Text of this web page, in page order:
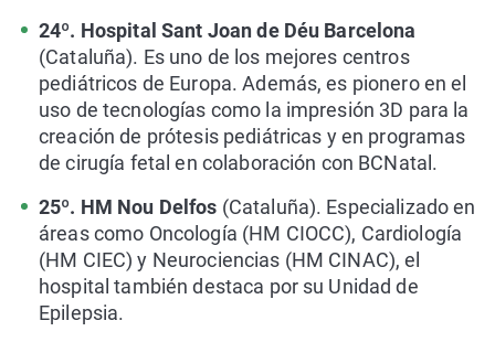
24º. Hospital Sant Joan de Déu Barcelona
(Cataluña). Es uno de los mejores centros
pediátricos de Europa. Además, es pionero en el
uso de tecnologías como la impresión 3D para la
creación de prótesis pediátricas y en programas
de cirugía fetal en colaboración con BCNatal.
25º. HM Nou Delfos (Cataluña). Especializado en
áreas como Oncología (HM CIOCC), Cardiología
(HM CIEC) y Neurociencias (HM CINAC), el
hospital también destaca por su Unidad de
Epilepsia.